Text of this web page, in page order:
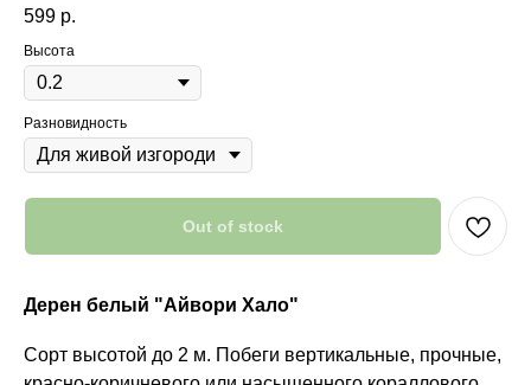
599 р.
Высота
Разновидность
Out of stock
Дерен белый "Айвори Хало"
Сорт высотой до 2 м. Побеги вертикальные, прочные,